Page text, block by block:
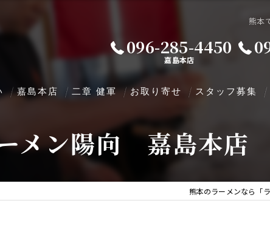
熊本
096-285-4450
嘉島本店
嘉島本店 二章 健軍 お取り寄せ スタッフ募集
メン陽向 嘉島本店
熊本のラーメンなら「ラ